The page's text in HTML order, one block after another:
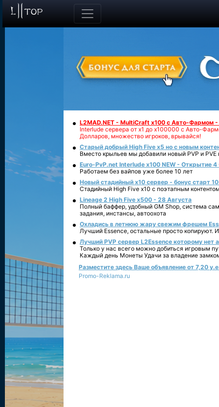
L2MAD.NET - MultiCraft x100 с Авто-Фармом
Interlude сервера от х1 до х100000 с Авто-
Долларов, множество игроков, врывайся!
Старый добрый High Five x5 но с новым
Вместо крыльев мы добавили новый PVP и PVE
Euro-PvP.net Interlude х100 NEW - Открытие 4
Работаем без вайпов уже более 10 лет
Новый стадийный х10 сервер - бонус старт
Стадийный High Five x10 с поэтапным
Lineage 2 High Five x500 - 28 Августа
Полный баффер, удобный GM Shop, система
задания, инстансы, автоохота
Охладись в летнюю жару свежим фрешем
Лучший Essence, остальные просто копируют.
Лучший PVP сервер L2Essence которому нет
Только у нас всего можно добиться игровым
Каждый день Монеты Удачи за владение
Разместите здесь Ваше объявление от 7,20
Promo-Reklama.ru